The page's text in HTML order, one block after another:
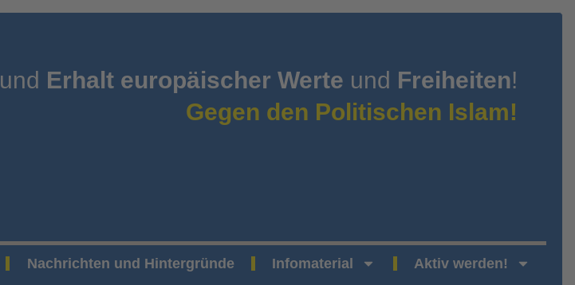
und Erhalt europäischer Werte und Freiheiten!
Gegen den Politischen Islam!
Nachrichten und Hintergründe Infomaterial Aktiv werden!